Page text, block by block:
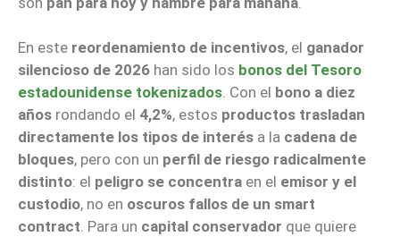
En este reordenamiento de incentivos, el ganador
silencioso de 2026 han sido los bonos del Tesoro
estadounidense tokenizados. Con el bono a diez
años rondando el 4,2%, estos productos trasladan
directamente los tipos de interés a la cadena de
bloques, pero con un perfil de riesgo radicalmente
distinto: el peligro se concentra en el emisor y el
custodio, no en oscuros fallos de un smart
contract. Para un capital conservador que quiere